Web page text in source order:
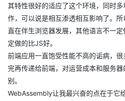
其特性很好的适应了这个环境，同时
作，可以说是相互渗透相互影响了。
直在伴生浏览器发展，其他语言不一
定做的比JS好。
前端应用一直饱受性能不高的诟病，
完再传递给前端，对运营成本和服务
别。
WebAssembly让我最兴奋的点在于它